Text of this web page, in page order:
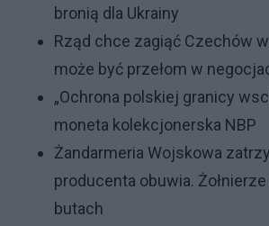
bronią dla Ukrainy
Rząd chce zagiąć Czechów
może być przełom w
„Ochrona polskiej granicy
moneta kolekcjonerska NBP
Żandarmeria Wojskowa
producenta obuwia.
butach